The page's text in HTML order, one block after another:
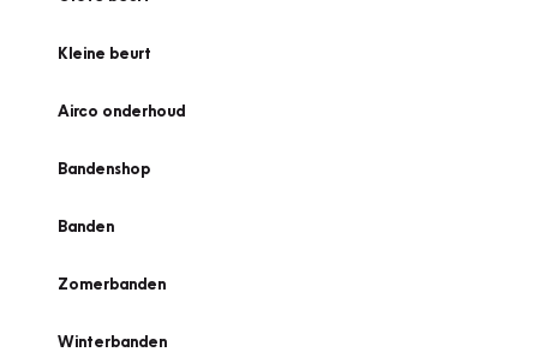
Kleine beurt
Airco onderhoud
Bandenshop
Banden
Zomerbanden
Winterbanden